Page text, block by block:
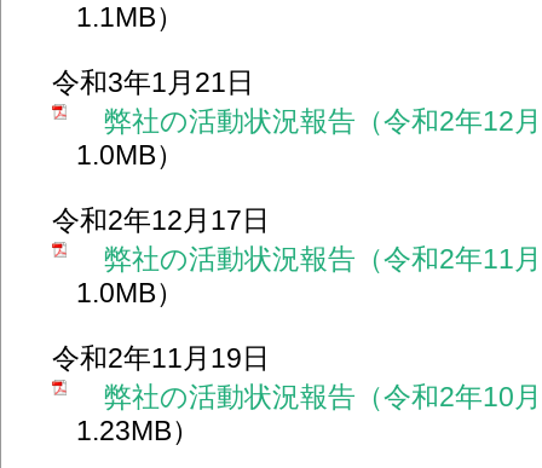
1.1MB）
令和3年1月21日
弊社の活動状況報告（令和2年12
1.0MB）
令和2年12月17日
弊社の活動状況報告（令和2年11
1.0MB）
令和2年11月19日
弊社の活動状況報告（令和2年10
1.23MB）